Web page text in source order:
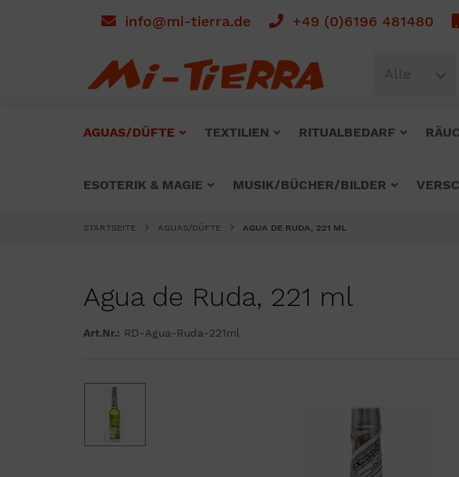
info@mi-tierra.de +49 (0)6196 481480
Alle
AGUAS/DÜFTE TEXTILIEN RITUALBEDARF
ESOTERIK & MAGIE MUSIK/BÜCHER/BILDER
STARTSEITE AGUAS/DÜFTE AGUA DE RUDA, 221 ML
Agua de Ruda, 221 ml
Art.Nr.: RD-Agua-Ruda-221ml